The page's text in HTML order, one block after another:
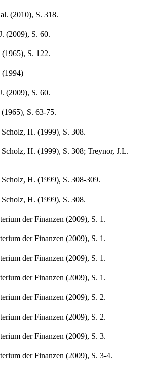
(2010), S. 318.
(2009), S. 60.
S. 122.
(1994)
(2009), S. 60.
S. 63-75.
H. (1999), S. 308.
H. (1999), S. 308; Treynor, J.L.
H. (1999), S. 308-309.
H. (1999), S. 308.
der Finanzen (2009), S. 1.
der Finanzen (2009), S. 1.
der Finanzen (2009), S. 1.
der Finanzen (2009), S. 1.
der Finanzen (2009), S. 2.
der Finanzen (2009), S. 2.
der Finanzen (2009), S. 3.
der Finanzen (2009), S. 3-4.